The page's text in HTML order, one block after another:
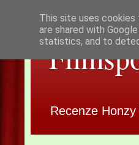
Recenze
This site uses
are shared with
statistics, and to